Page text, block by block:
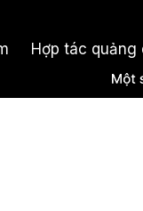
Hợp tác quảng